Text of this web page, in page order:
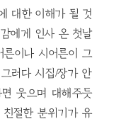
대한 이해가 될 것
에게 인사 온 첫날
이나 시어른이 그
러다 시집/장가 안
웃으며 대해주듯
절한 분위기가 유